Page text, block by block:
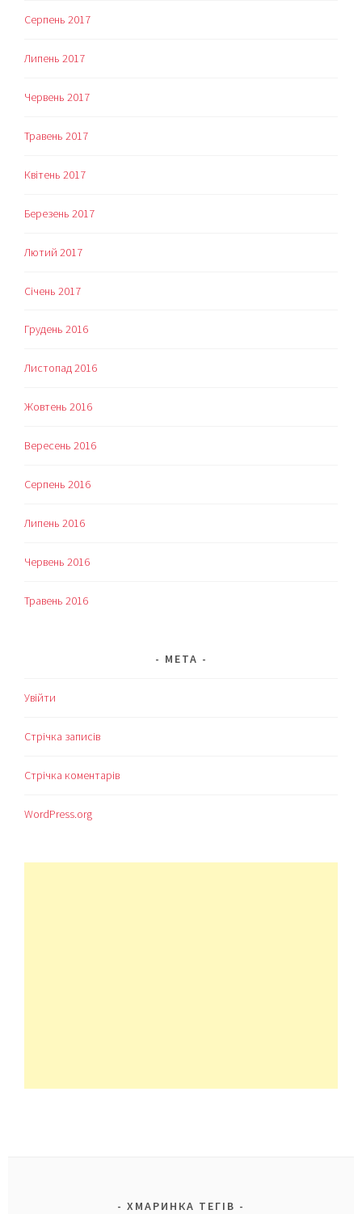
Серпень 2017
Липень 2017
Червень 2017
Травень 2017
Квітень 2017
Березень 2017
Лютий 2017
Січень 2017
Грудень 2016
Листопад 2016
Жовтень 2016
Вересень 2016
Серпень 2016
Липень 2016
Червень 2016
Травень 2016
МЕТА
Увійти
Стрічка записів
Стрічка коментарів
WordPress.org
ХМАРИНКА ТЕГІВ